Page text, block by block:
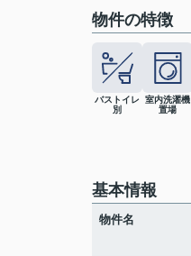
物件の特徴
バストイレ
別
室内洗濯機
置場
基本情報
物件名